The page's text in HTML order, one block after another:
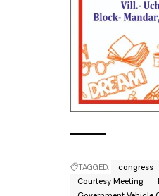
TAGGED: congress
Courtesy Meeting